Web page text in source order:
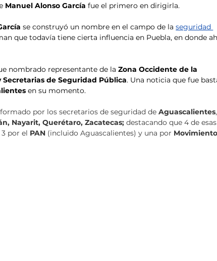
Manuel Alonso García fue el primero en dirigirla.
se construyó un nombre en el campo de la seguridad
que todavía tiene cierta influencia en Puebla, en donde
nombrado representante de la Zona Occidente de la
de Seguridad Pública. Una noticia que fue
en su momento.
por los secretarios de seguridad de Aguascalientes
Nayarit, Querétaro, Zacatecas; destacando que 4 de
3 por el PAN (incluido Aguascalientes) y una por